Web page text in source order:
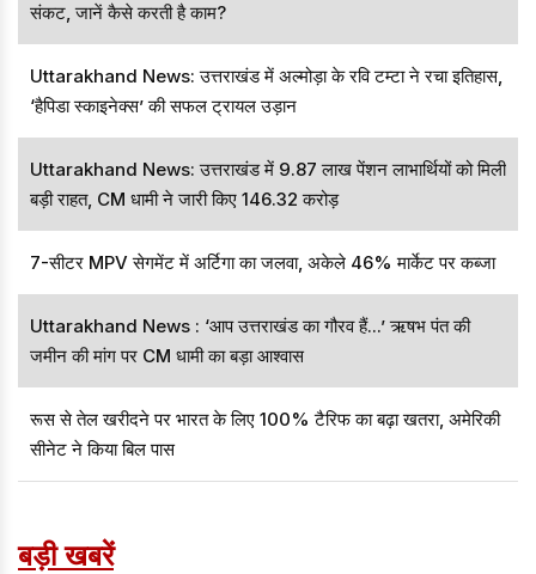
संकट, जानें कैसे करती है काम?
Uttarakhand News: उत्तराखंड में अल्मोड़ा के रवि टम्टा ने रचा इतिहास,
‘हैपिडा स्काइनेक्स’ की सफल ट्रायल उड़ान
Uttarakhand News: उत्तराखंड में 9.87 लाख पेंशन लाभार्थियों को मिली
बड़ी राहत, CM धामी ने जारी किए ₹146.32 करोड़
7-सीटर MPV सेगमेंट में अर्टिगा का जलवा, अकेले 46% मार्केट पर कब्जा
Uttarakhand News : ‘आप उत्तराखंड का गौरव हैं...’ ऋषभ पंत की
जमीन की मांग पर CM धामी का बड़ा आश्वास
रूस से तेल खरीदने पर भारत के लिए 100% टैरिफ का बढ़ा खतरा, अमेरिकी
सीनेट ने किया बिल पास
बड़ी खबरें